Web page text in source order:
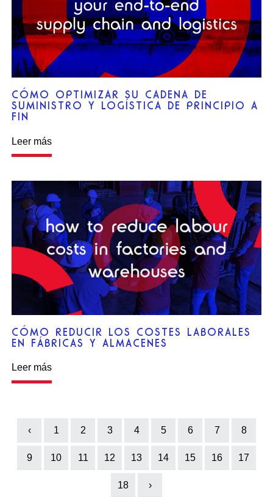
CÓMO OPTIMIZAR SU CADENA DE
SUMINISTRO Y LOGÍSTICA DE PRINCIPIO A
FIN
Leer más
CÓMO REDUCIR LOS COSTES LABORALES
EN FÁBRICAS Y ALMACENES
Leer más
‹
Previous
1 2 3 4 5 6 7 8
9 10 11 12 13 14 15 16 17
18
Next
›